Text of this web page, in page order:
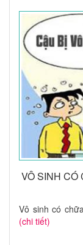
VÔ SINH
Vô sinh có
(chi tiết)